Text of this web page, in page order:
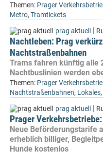
Themen: Prager
Metro, Tramtickets
prag aktuell |
Nachtleben: Prag
Nachtstraßenbahnen
Trams fahren künftig alle
Nachtbuslinien werden
Themen: Prager
Nachtstraßenbahnen, Lokales,
prag aktuell |
Prager
Neue Beförderungstarife
erheblich billiger,
Hunde kostenlos